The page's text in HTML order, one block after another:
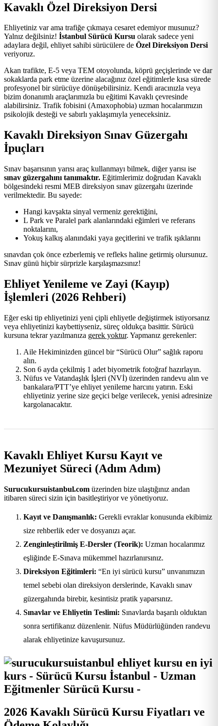
Kavaklı Özel Direksiyon Dersi
Ehliyetiniz var ama trafiğe çıkmaya cesaret edemiyor musunuz?
Yalnız değilsiniz! İstanbul Sürücü Kursu olarak sadece yeni
adaylara değil, ehliyet sahibi sürücülere de Özel Direksiyon Dersi
veriyoruz.
Akan trafikte, E-5 veya TEM otoyolunda, köprü geçişlerinde ve dar
sokaklarda park etme üzerine alacağınız özel eğitimlerle kısa sürede
profesyonel bir sürücüye dönüşebilirsiniz. Kendi aracınızla veya
bizim donanımlı araçlarımızla bu eğitimi Kavaklı çevresinde
alabilirsiniz. Trafik fobisini (Amaxophobia) uzman hocalarımızın
psikolojik desteği ve sabırlı yaklaşımıyla yeneceksiniz.
Kavaklı Direksiyon Sınav Güzergahı
İpuçları
Sınav başarısının yarısı araç kullanmayı bilmek, diğer yarısı ise
sınav güzergahını tanımaktır. Eğitimlerimiz doğrudan Kavaklı
bölgesindeki resmi MEB direksiyon sınav güzergahı üzerinde
verilmektedir. Bu sayede:
Hangi kavşakta sinyal vermeniz gerektiğini,
L Park ve Paralel park alanlarındaki eğimleri ve referans
noktalarını,
Yokuş kalkış alanındaki yaya geçitlerini ve trafik ışıklarını
sınavdan çok önce ezberlemiş ve refleks haline getirmiş olursunuz.
Sınav günü hiçbir sürprizle karşılaşmazsınız!
Ehliyet Yenileme ve Zayi (Kayıp)
İşlemleri (2026 Rehberi)
Eğer eski tip ehliyetinizi yeni çipli ehliyetle değiştirmek istiyorsanız
veya ehliyetinizi kaybettiyseniz, süreç oldukça basittir. Sürücü
kursuna tekrar yazılmanıza gerek yoktur. Yapmanız gerekenler:
Aile Hekiminizden güncel bir “Sürücü Olur” sağlık raporu
alın.
Son 6 ayda çekilmiş 1 adet biyometrik fotoğraf hazırlayın.
Nüfus ve Vatandaşlık İşleri (NVİ) üzerinden randevu alın ve
bankalara/PTT’ye ehliyet yenileme harcını yatırın. Eski
ehliyetiniz yerine size geçici belge verilecek, yenisi adresinize
kargolanacaktır.
Kavaklı Ehliyet Kursu Kayıt ve
Mezuniyet Süreci (Adım Adım)
Surucukursuistanbul.com üzerinden bize ulaştığınız andan
itibaren süreci sizin için basitleştiriyor ve yönetiyoruz.
Kayıt ve Danışmanlık: Gerekli evraklar konusunda ekibimiz
size rehberlik eder ve dosyanızı açar.
Zenginleştirilmiş E-Dersler (Teorik): Uzman hocalarımız
eşliğinde E-Sınava mükemmel hazırlanırsınız.
Direksiyon Eğitimleri: “En iyi sürücü kursu” unvanımızın
temel sebebi olan direksiyon derslerinde, Kavaklı sınav
güzergahında birebir, kesintisiz pratik yaparsınız.
Sınavlar ve Ehliyetin Teslimi: Sınavlarda başarılı olduktan
sonra sertifikanız düzenlenir. Nüfus Müdürlüğünden randevu
alarak ehliyetinize kavuşursunuz.
2026 Kavaklı Sürücü Kursu Fiyatları ve